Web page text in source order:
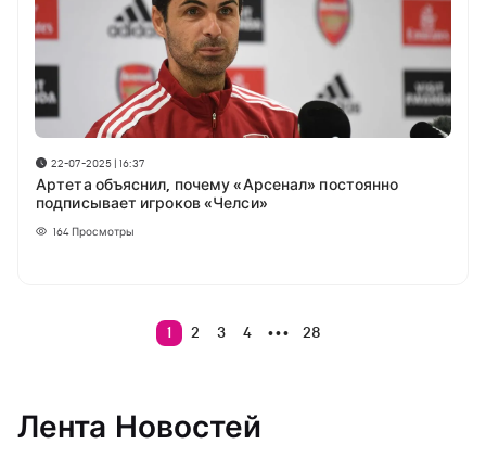
22-07-2025 | 16:37
Артета объяснил, почему «Арсенал» постоянно
подписывает игроков «Челси»
164 Просмотры
1 2 3 4 ••• 28
Лента Новостей